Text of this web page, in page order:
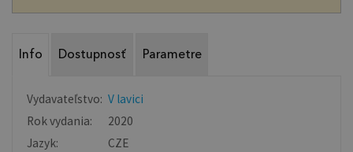
Info Dostupnosť Parametre
Vydavateľstvo: V lavici
Rok vydania:
2020
Jazyk:
CZE